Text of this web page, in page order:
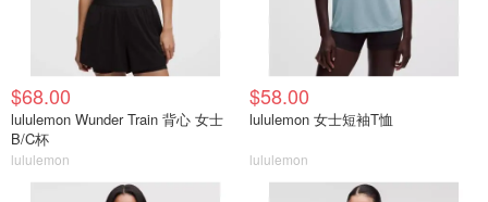
$68.00
lululemon Wunder Train 背心 女士
B/C杯
lululemon
$58.00
lululemon 女士短袖T恤
lululemon